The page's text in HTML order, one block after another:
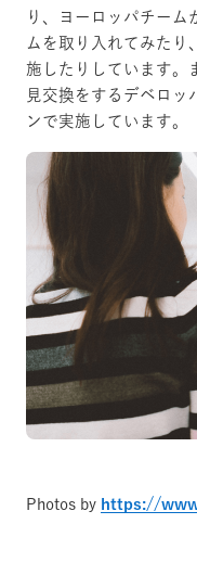
り、ヨーロッパチーム
ムを取り入れてみたり
施したりしています。
見交換をするデベロッ
ンで実施しています。
Photos by https://